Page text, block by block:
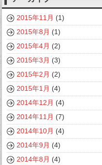
2015年11月 (1)
2015年8月 (1)
2015年4月 (2)
2015年3月 (3)
2015年2月 (2)
2015年1月 (4)
2014年12月 (4)
2014年11月 (7)
2014年10月 (4)
2014年9月 (4)
2014年8月 (4)